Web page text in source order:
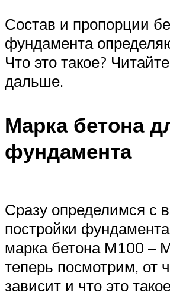
Состав и пропорции
фундамента
Что это такое?
дальше.
Марка бетона
фундамента
Сразу определимся с
постройки
марка бетона М100 –
теперь посмотрим, от
зависит и что это